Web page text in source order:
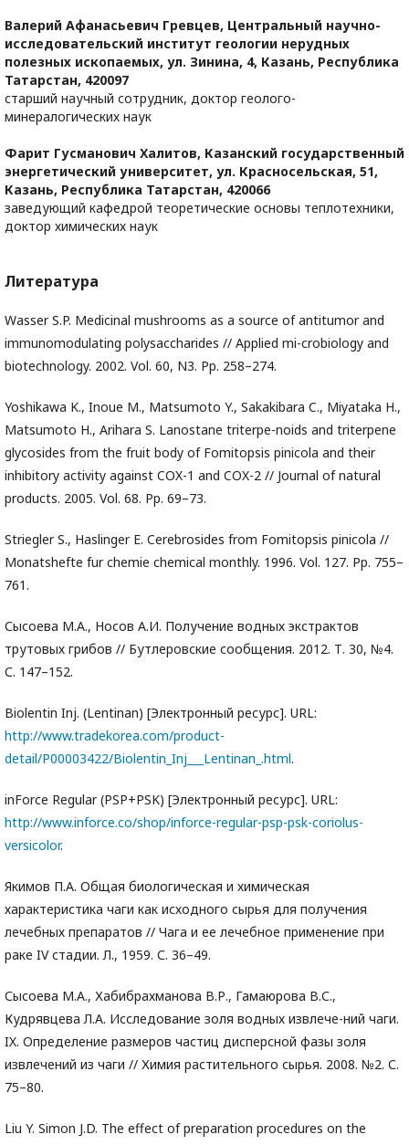
Валерий Афанасьевич Гревцев, Центральный научно-
исследовательский институт геологии нерудных
полезных ископаемых, ул. Зинина, 4, Казань, Республика
Татарстан, 420097
старший научный сотрудник, доктор геолого-
минералогических наук
Фарит Гусманович Халитов, Казанский государственный
энергетический университет, ул. Красносельская, 51,
Казань, Республика Татарстан, 420066
заведующий кафедрой теоретические основы теплотехники,
доктор химических наук
Литература
Wasser S.P. Medicinal mushrooms as a source of antitumor and
immunomodulating polysaccharides // Applied mi-crobiology and
biotechnology. 2002. Vol. 60, N3. Pp. 258–274.
Yoshikawa K., Inoue M., Matsumoto Y., Sakakibara C., Miyataka H.,
Matsumoto H., Arihara S. Lanostane triterpe-noids and triterpene
glycosides from the fruit body of Fomitopsis pinicola and their
inhibitory activity against COX-1 and COX-2 // Journal of natural
products. 2005. Vol. 68. Pp. 69–73.
Striegler S., Haslinger E. Cerebrosides from Fomitopsis pinicola //
Monatshefte fur chemie chemical monthly. 1996. Vol. 127. Pp. 755–
761.
Сысоева М.А., Носов А.И. Получение водных экстрактов
трутовых грибов // Бутлеровские сообщения. 2012. Т. 30, №4.
С. 147–152.
Biolentin Inj. (Lentinan) [Электронный ресурс]. URL:
http://www.tradekorea.com/product-
detail/P00003422/Biolentin_Inj___Lentinan_.html.
inForce Regular (PSP+PSK) [Электронный ресурс]. URL:
http://www.inforce.co/shop/inforce-regular-psp-psk-coriolus-
versicolor.
Якимов П.А. Общая биологическая и химическая
характеристика чаги как исходного сырья для получения
лечебных препаратов // Чага и ее лечебное применение при
раке IV стадии. Л., 1959. С. 36–49.
Сысоева М.А., Хабибрахманова В.Р., Гамаюрова В.С.,
Кудрявцева Л.А. Исследование золя водных извлече-ний чаги.
IX. Определение размеров частиц дисперсной фазы золя
извлечений из чаги // Химия растительного сырья. 2008. №2. С.
75–80.
Liu Y. Simon J.D. The effect of preparation procedures on the